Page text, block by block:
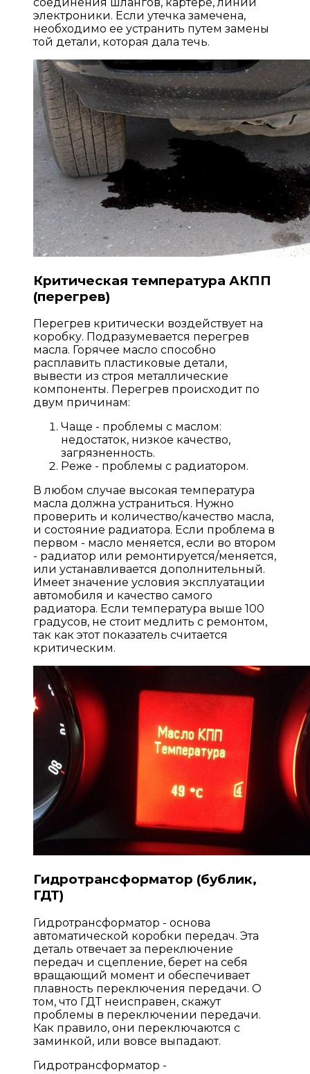
электроники. Если утечка замечена,
необходимо ее устранить путем замены
той детали, которая дала течь.
Критическая температура АКПП
(перегрев)
Перегрев критически воздействует на
коробку. Подразумевается перегрев
масла. Горячее масло способно
расплавить пластиковые детали,
вывести из строя металлические
компоненты. Перегрев происходит по
двум причинам:
Чаще - проблемы с маслом:
недостаток, низкое качество,
загрязненность.
Реже - проблемы с радиатором.
В любом случае высокая температура
масла должна устраниться. Нужно
проверить и количество/качество масла,
и состояние радиатора. Если проблема в
первом - масло меняется, если во втором
- радиатор или ремонтируется/меняется,
или устанавливается дополнительный.
Имеет значение условия эксплуатации
автомобиля и качество самого
радиатора. Если температура выше 100
градусов, не стоит медлить с ремонтом,
так как этот показатель считается
критическим.
Гидротрансформатор (бублик,
ГДТ)
Гидротрансформатор - основа
автоматической коробки передач. Эта
деталь отвечает за переключение
передач и сцепление, берет на себя
вращающий момент и обеспечивает
плавность переключения передачи. О
том, что ГДТ неисправен, скажут
проблемы в переключении передачи.
Как правило, они переключаются с
заминкой, или вовсе выпадают.
Гидротрансформатор -